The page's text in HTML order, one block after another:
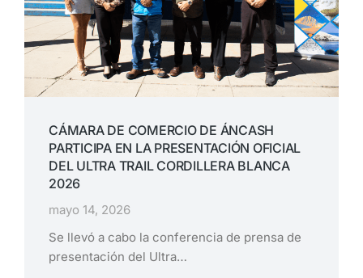
CÁMARA DE COMERCIO DE ÁNCASH
PARTICIPA EN LA PRESENTACIÓN OFICIAL
DEL ULTRA TRAIL CORDILLERA BLANCA
2026
mayo 14, 2026
Se llevó a cabo la conferencia de prensa de
presentación del Ultra…